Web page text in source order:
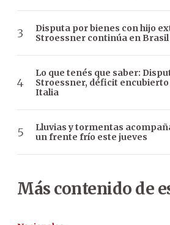
Disputa por bienes con hijo
Stroessner continúa en Brasil
Lo que tenés que saber:
Stroessner, déficit
Italia
Lluvias y tormentas
un frente frío este jueves
Más contenido de